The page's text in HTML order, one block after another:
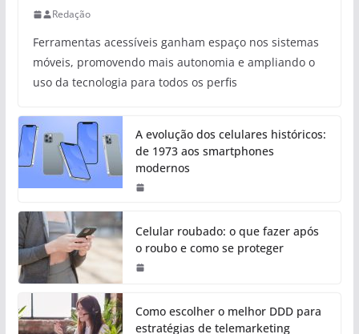
Redação
Ferramentas acessíveis ganham espaço nos sistemas
móveis, promovendo mais autonomia e ampliando o
uso da tecnologia para todos os perfis
A evolução dos celulares históricos:
de 1973 aos smartphones
modernos
Celular roubado: o que fazer após
o roubo e como se proteger
Como escolher o melhor DDD para
estratégias de telemarketing